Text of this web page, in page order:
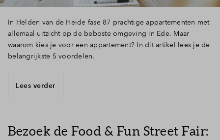
In Helden van de Heide fase 87 prachtige appartementen met
allemaal uitzicht op de beboste omgeving in Ede. Maar
waarom kies je voor een appartement? In dit artikel lees je de
belangrijkste 5 voordelen.
Lees verder
Bezoek de Food & Fun Street Fair: